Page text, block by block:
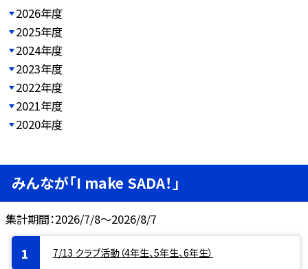
2026年度
2025年度
2024年度
2023年度
2022年度
2021年度
2020年度
みんなが「I make SADA！」
集計期間：2026/7/8～2026/8/7
7/13 クラブ活動（4年生、5年生、6年生）